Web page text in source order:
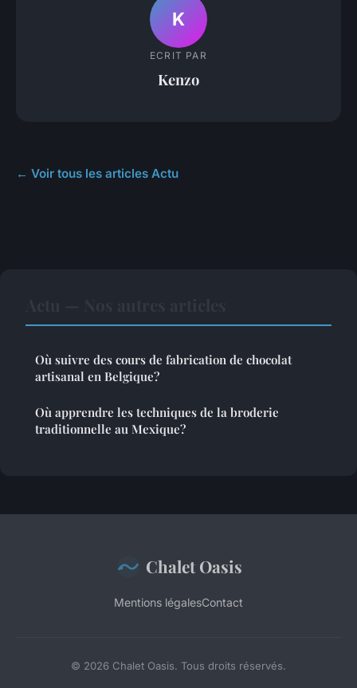
K
ECRIT PAR
Kenzo
← Voir tous les articles Actu
Où suivre des cours de fabrication de chocolat
artisanal en Belgique?
Où apprendre les techniques de la broderie
traditionnelle au Mexique?
Chalet Oasis
Mentions légalesContact
© 2026 Chalet Oasis. Tous droits réservés.